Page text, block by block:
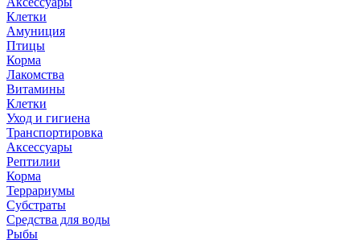
Клетки
Амуниция
Птицы
Корма
Лакомства
Витамины
Клетки
Уход и гигиена
Транспортировка
Аксессуары
Рептилии
Корма
Террариумы
Субстраты
Средства для воды
Рыбы